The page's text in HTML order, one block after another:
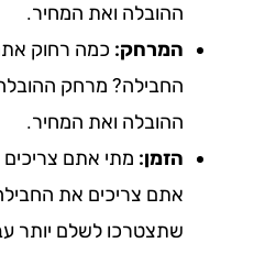
ההובלה ואת המחיר.
המרחק:כמה רחוק אתם
החבילה? מרחק ההובלה
ההובלה ואת המחיר.
הזמן:מתי אתם צריכים
אתם צריכים את החבילה
שתצטרכו לשלם יותר עבור